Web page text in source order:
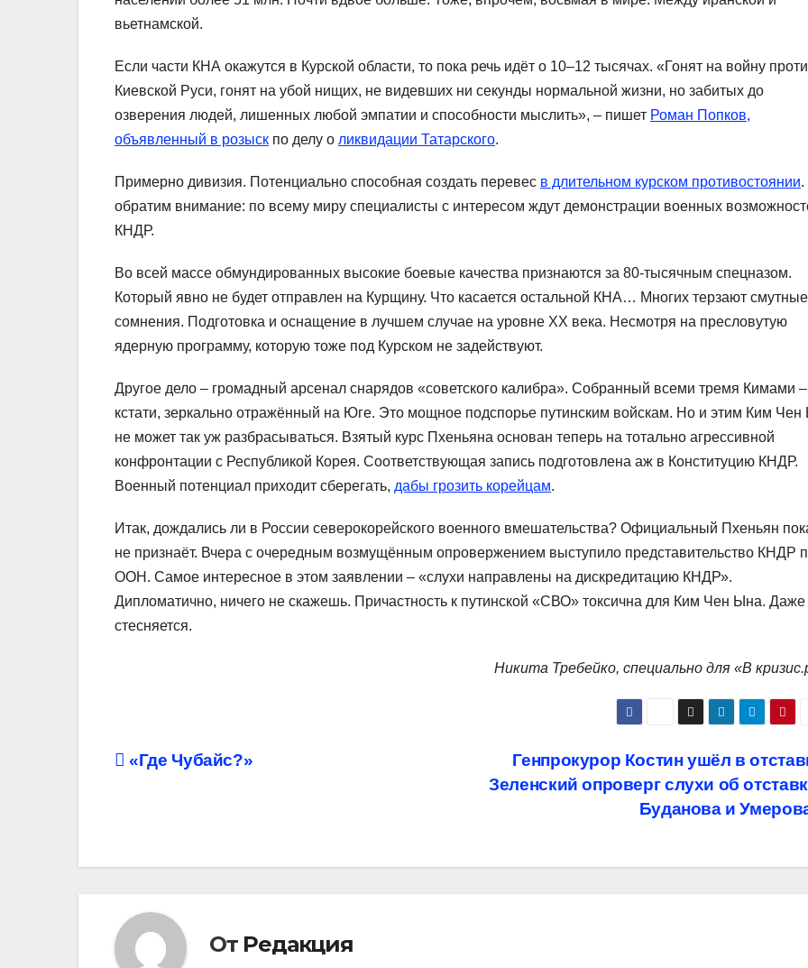
вьетнамской.
Если части КНА окажутся в Курской области, то пока речь идёт о 10–12 тысячах. «Гонят на войну
Киевской Руси, гонят на убой нищих, не видевших ни секунды нормальной жизни, но забитых до
озверения людей, лишенных любой эмпатии и способности мыслить», – пишет Роман Попков,
объявленный в розыск по делу о ликвидации Татарского.
Примерно дивизия. Потенциально способная создать перевес в длительном курском противостоянии
обратим внимание: по всему миру специалисты с интересом ждут демонстрации военных
КНДР.
Во всей массе обмундированных высокие боевые качества признаются за 80-тысячным спецназом.
Который явно не будет отправлен на Курщину. Что касается остальной КНА… Многих терзают смутные
сомнения. Подготовка и оснащение в лучшем случае на уровне XX века. Несмотря на пресловутую
ядерную программу, которую тоже под Курском не задействуют.
Другое дело – громадный арсенал снарядов «советского калибра». Собранный всеми тремя Кимами
кстати, зеркально отражённый на Юге. Это мощное подспорье путинским войскам. Но и этим Ким
не может так уж разбрасываться. Взятый курс Пхеньяна основан теперь на тотально агрессивной
конфронтации с Республикой Корея. Соответствующая запись подготовлена аж в Конституцию КНДР.
Военный потенциал приходит сберегать, дабы грозить корейцам.
Итак, дождались ли в России северокорейского военного вмешательства? Официальный Пхеньян
не признаёт. Вчера с очередным возмущённым опровержением выступило представительство КНДР
ООН. Самое интересное в этом заявлении – «слухи направлены на дискредитацию КНДР».
Дипломатично, ничего не скажешь. Причастность к путинской «СВО» токсична для Ким Чен Ына. Даже
стесняется.
Никита Требейко, специально для «В
Навигация
Генпрокурор Костин ушёл в
Зеленский опроверг слухи об
Буданова и
«Где Чубайс?»
От Редакция